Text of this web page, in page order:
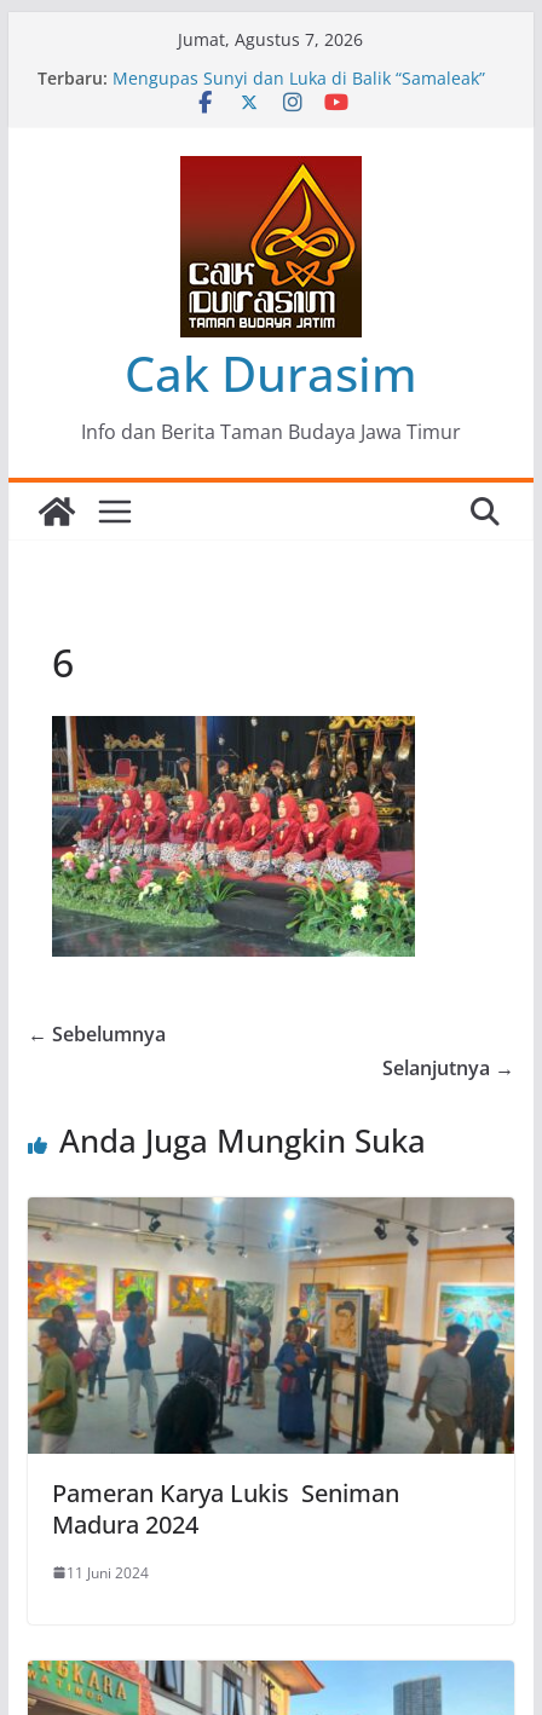
Jumat, Agustus 7, 2026
Terbaru: Pameran Lukisan Komunitas Patria Seni Rupa
Kota Blitar : Ketika “Bergerak” Menjadi Mantra
Mengupas Sunyi dan Luka di Balik “Samaleak”
Menjaga Marwah Seni dan Budaya: Catatan
Kunjungan Kerja Ir. Bambang Haryo Soekartono
(BHS) Anggota DPR RI ke Taman Budaya Jawa
Pameran Tunggal 35 Karya Agus Koecink
“Tumbang Tambang”, Ungkapan Kritis Tentang
Derita Pekerja Pertambangan
Cak Durasim
Info dan Berita Taman Budaya Jawa Timur
6
← Sebelumnya
Selanjutnya →
Anda Juga Mungkin Suka
Pameran Karya Lukis Seniman
Madura 2024
11 Juni 2024